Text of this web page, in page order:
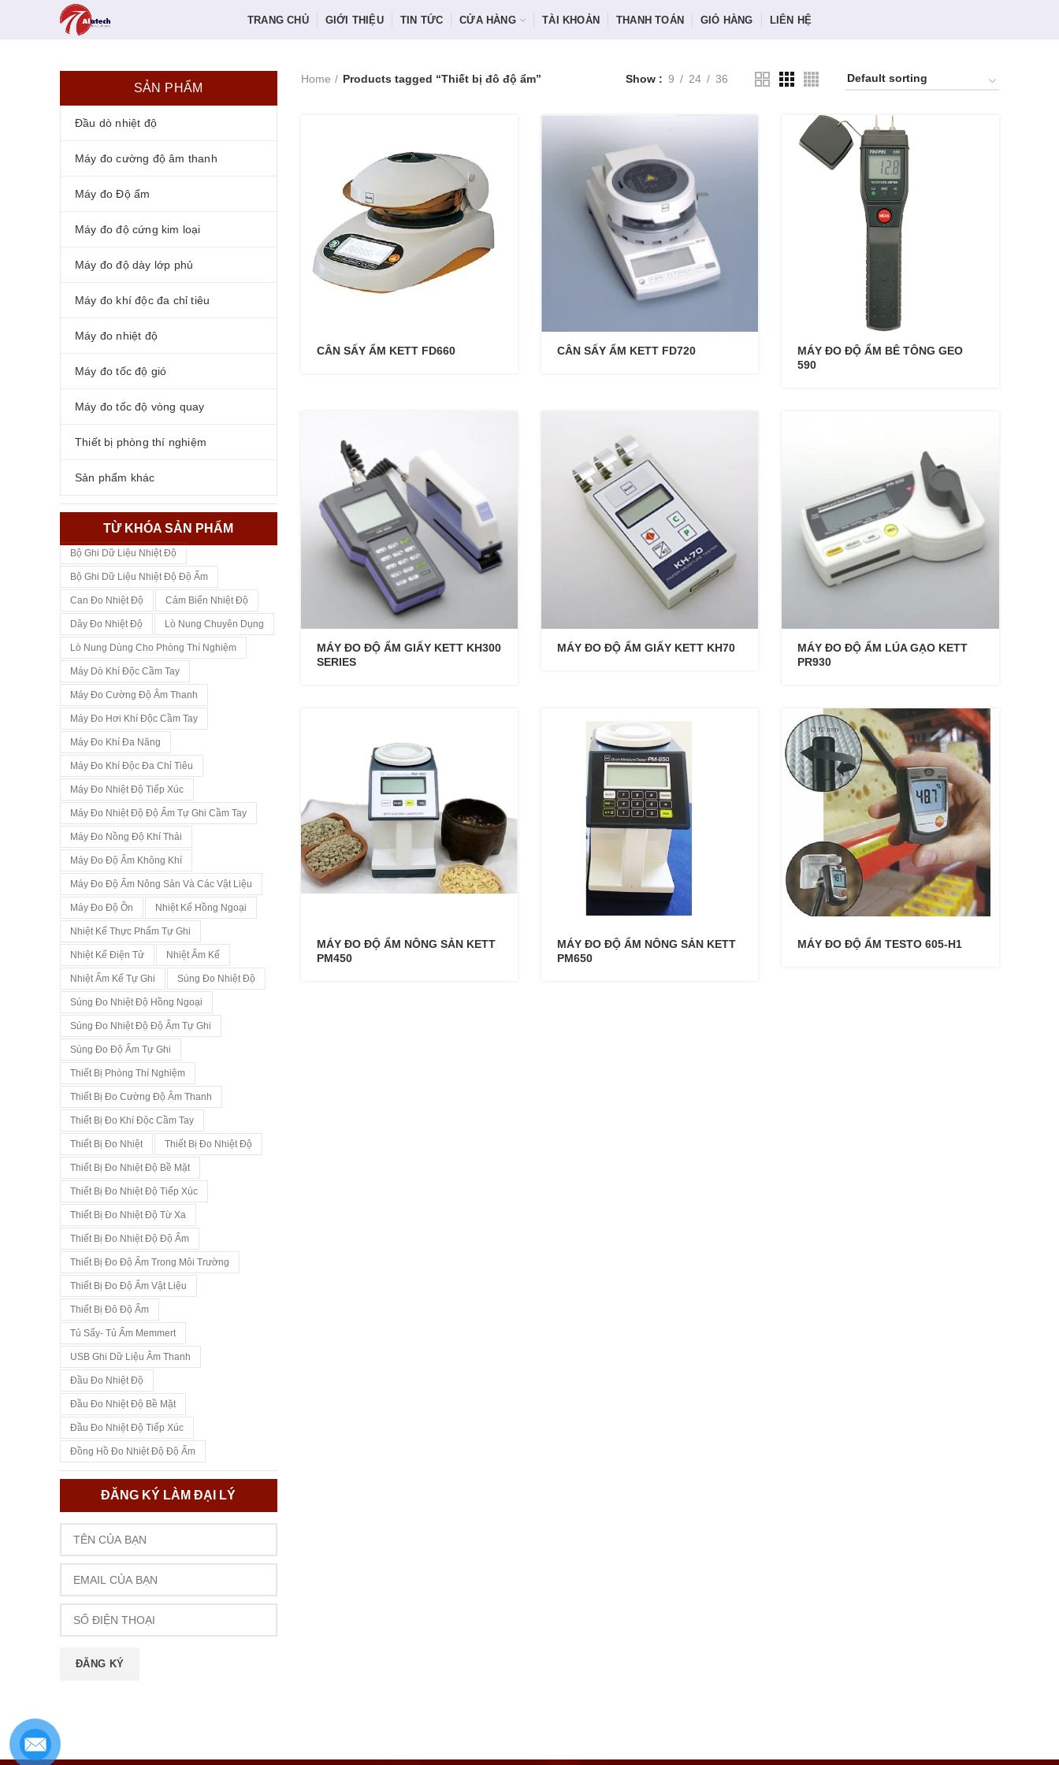
TRANG CHỦ GIỚI THIỆU TIN TỨC CỬA HÀNG TÀI KHOẢN THANH TOÁN GIỎ HÀNG LIÊN HỆ
Home Products tagged “Thiết bị đô độ ẩm” Show 9 24 36
CÂN SẤY ẨM KETT FD660 CÂN SẤY ẨM KETT FD720
MÁY ĐO ĐỘ ẨM BÊ TÔNG GEO
590
MÁY ĐO ĐỘ ẨM GIẤY KETT KH300
SERIES
MÁY ĐO ĐỘ ẨM GIẤY KETT KH70
MÁY ĐO ĐỘ ẨM LÚA GẠO KETT
PR930
MÁY ĐO ĐỘ ẨM NÔNG SẢN KETT
PM450
MÁY ĐO ĐỘ ẨM NÔNG SẢN KETT
PM650
MÁY ĐO ĐỘ ẨM TESTO 605-H1
SẢN PHẨM
Đầu dò nhiệt độ
Máy đo cường độ âm thanh
Máy đo Độ ẩm
Máy đo độ cứng kim loại
Máy đo độ dày lớp phủ
Máy đo khí độc đa chỉ tiêu
Máy đo nhiệt độ
Máy đo tốc độ gió
Máy đo tốc độ vòng quay
Thiết bị phòng thí nghiệm
Sản phẩm khác
TỪ KHÓA SẢN PHẨM
Bộ Ghi Dữ Liệu Nhiệt Độ
Bộ Ghi Dữ Liệu Nhiệt Độ Độ Ẩm
Can Đo Nhiệt Độ Cảm Biến Nhiệt Độ
Dây Đo Nhiệt Độ Lò Nung Chuyên Dụng
Lò Nung Dùng Cho Phòng Thí Nghiệm
Máy Dò Khí Độc Cầm Tay
Máy Đo Cường Độ Âm Thanh
Máy Đo Hơi Khí Độc Cầm Tay
Máy Đo Khí Đa Năng
Máy Đo Khí Độc Đa Chỉ Tiêu
Máy Đo Nhiệt Độ Tiếp Xúc
Máy Đo Nhiệt Độ Độ Ẩm Tự Ghi Cầm Tay
Máy Đo Nồng Độ Khí Thải
Máy Đo Độ Ẩm Không Khí
Máy Đo Độ Ẩm Nông Sản Và Các Vật Liệu
Máy Đo Độ Ồn Nhiệt Kế Hồng Ngoại
Nhiệt Kế Thực Phẩm Tự Ghi
Nhiệt Kế Điện Tử Nhiệt Ẩm Kế
Nhiệt Ẩm Kế Tự Ghi Súng Đo Nhiệt Độ
Súng Đo Nhiệt Độ Hồng Ngoại
Súng Đo Nhiệt Độ Độ Ẩm Tự Ghi
Súng Đo Độ Ẩm Tự Ghi
Thiết Bị Phòng Thí Nghiệm
Thiết Bị Đo Cường Độ Âm Thanh
Thiết Bị Đo Khí Độc Cầm Tay
Thiết Bị Đo Nhiệt Thiết Bị Đo Nhiệt Độ
Thiết Bị Đo Nhiệt Độ Bề Mặt
Thiết Bị Đo Nhiệt Độ Tiếp Xúc
Thiết Bị Đo Nhiệt Độ Từ Xa
Thiết Bị Đo Nhiệt Độ Độ Ẩm
Thiết Bị Đo Độ Ẩm Trong Môi Trường
Thiết Bị Đo Độ Ẩm Vật Liệu
Thiết Bị Đô Độ Ẩm
Tủ Sấy- Tủ Ấm Memmert
USB Ghi Dữ Liệu Âm Thanh
Đầu Đo Nhiệt Độ
Đầu Đo Nhiệt Độ Bề Mặt
Đầu Đo Nhiệt Độ Tiếp Xúc
Đồng Hồ Đo Nhiệt Độ Độ Ẩm
ĐĂNG KÝ LÀM ĐẠI LÝ